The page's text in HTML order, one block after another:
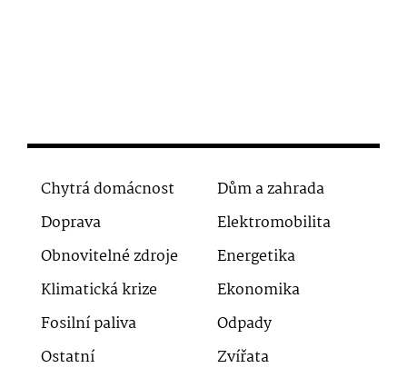
Chytrá domácnost
Dům a zahrada
Doprava
Elektromobilita
Obnovitelné zdroje
Energetika
Klimatická krize
Ekonomika
Fosilní paliva
Odpady
Ostatní
Zvířata